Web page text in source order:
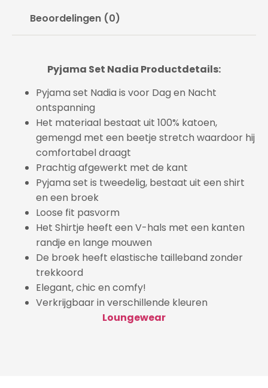
Beoordelingen (0)
Pyjama Set Nadia Productdetails:
Pyjama set Nadia is voor Dag en Nacht
ontspanning
Het materiaal bestaat uit 100% katoen,
gemengd met een beetje stretch waardoor hij
comfortabel draagt
Prachtig afgewerkt met de kant
Pyjama set is tweedelig, bestaat uit een shirt
en een broek
Loose fit pasvorm
Het Shirtje heeft een V-hals met een kanten
randje en lange mouwen
De broek heeft elastische tailleband zonder
trekkoord
Elegant, chic en comfy!
Verkrijgbaar in verschillende kleuren
Loungewear